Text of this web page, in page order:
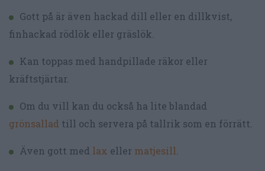
Gott på är även hackad dill eller en dillkvist,
finhackad rödlök eller gräslök.
Kan toppas med handpillade räkor eller
kräftstjärtar.
Om du vill kan du också ha lite blandad
grönsallad till och servera på tallrik som en förrätt.
Även gott med lax eller matjesill.